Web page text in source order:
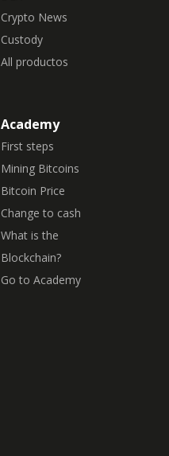
Crypto News
Custody
All productos
Academy
First steps
Mining Bitcoins
Bitcoin Price
Change to cash
What is the
Blockchain?
Go to Academy